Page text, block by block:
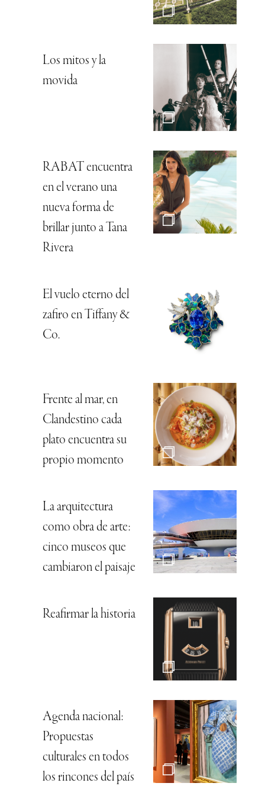
Los mitos y la
movida
RABAT encuentra
en el verano una
nueva forma de
brillar junto a Tana
Rivera
El vuelo eterno del
zafiro en Tiffany &
Co.
Frente al mar, en
Clandestino cada
plato encuentra su
propio momento
La arquitectura
como obra de arte:
cinco museos que
cambiaron el paisaje
Reafirmar la historia
Agenda nacional:
Propuestas
culturales en todos
los rincones del país